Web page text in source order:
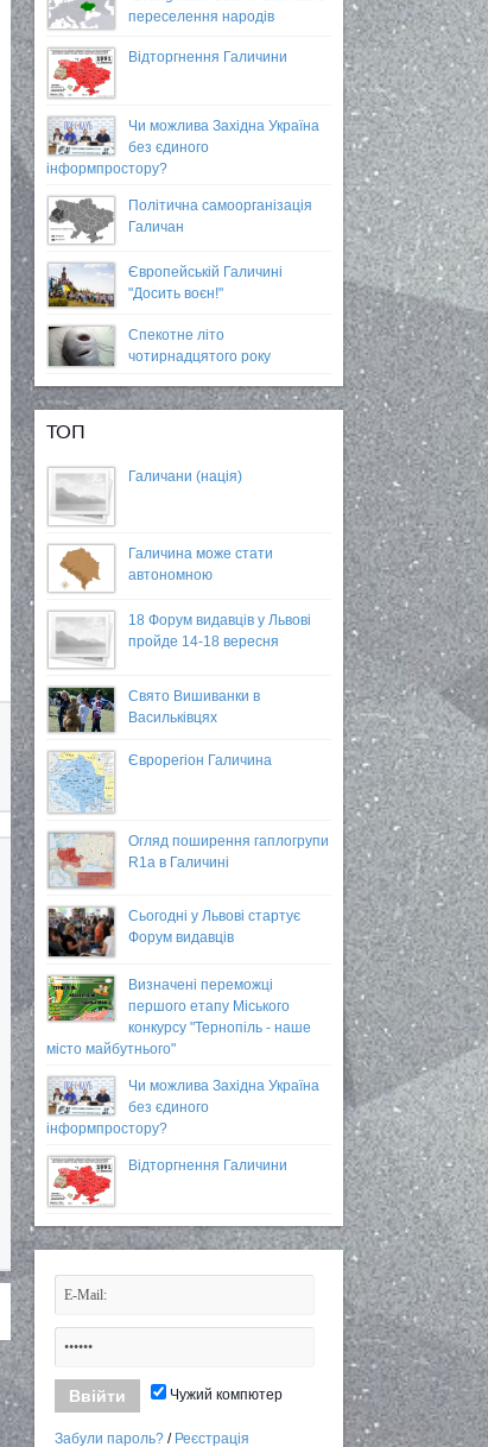
переселення народів
Відторгнення Галичини
Чи можлива Західна Україна
без єдиного
інформпростору?
Політична самоорганізація
Галичан
Європейській Галичині
"Досить воєн!"
Спекотне літо
чотирнадцятого року
ТОП
Галичани (нація)
Галичина може стати
автономною
18 Форум видавців у Львові
пройде 14-18 вересня
Свято Вишиванки в
Васильківцях
Єврорегіон Галичина
Огляд поширення гаплогрупи
R1a в Галичині
Сьогодні у Львові стартує
Форум видавців
Визначені переможці
першого етапу Міського
конкурсу "Тернопіль - наше
місто майбутнього"
Чи можлива Західна Україна
без єдиного
інформпростору?
Відторгнення Галичини
Чужий компютер
Забули пароль? / Реєстрація